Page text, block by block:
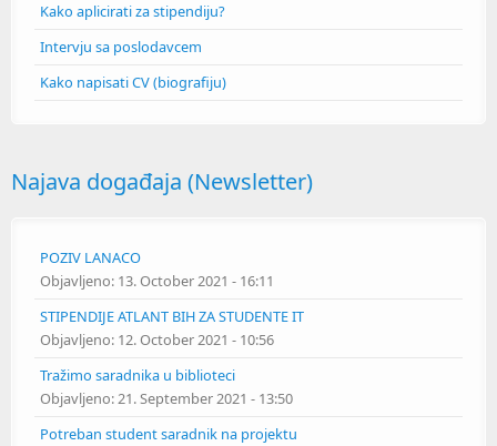
Kako aplicirati za stipendiju?
Intervju sa poslodavcem
Kako napisati CV (biografiju)
Najava događaja (Newsletter)
POZIV LANACO
Objavljeno: 13. October 2021 - 16:11
STIPENDIJE ATLANT BIH ZA STUDENTE IT
Objavljeno: 12. October 2021 - 10:56
Tražimo saradnika u biblioteci
Objavljeno:21. September 2021 - 13:50
Potreban student saradnik na projektu